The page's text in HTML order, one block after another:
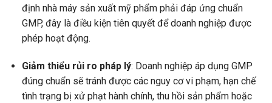
định nhà máy sản xuất mỹ phẩm phải đáp ứng chuẩn
GMP, đây là điều kiện tiên quyết để doanh nghiệp được
phép hoạt động.
Giảm thiểu rủi ro pháp lý: Doanh nghiệp áp dụng GMP
đúng chuẩn sẽ tránh được các nguy cơ vi phạm, hạn chế
tình trạng bị xử phạt hành chính, thu hồi sản phẩm hoặc